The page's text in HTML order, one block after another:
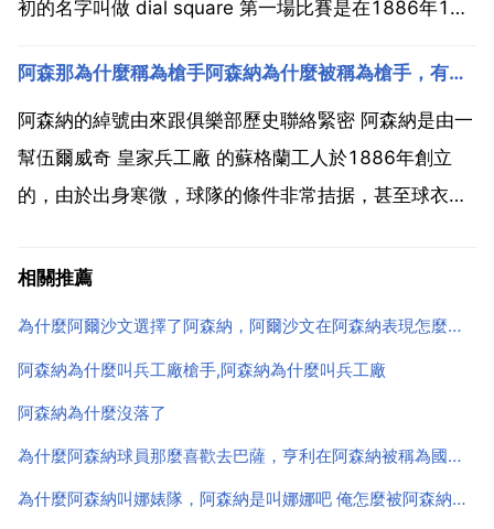
初的名字叫做 dial square 第一場比賽是在1886年12
之後，俱樂部更改了自己的名字，改叫 皇家阿森納
royal arsenal 在後來的幾...
阿森那為什麼稱為槍手阿森納為什麼被稱為槍手，有什麼意義，在被稱做槍手之前阿森納的綽號又叫做什麼？
阿森納的綽號由來跟俱樂部歷史聯絡緊密 阿森納是由一
幫伍爾威奇 皇家兵工廠 的蘇格蘭工人於1886年創立
的，由於出身寒微，球隊的條件非常拮据，甚至球衣都
名，直到1913年球隊將主場遷到海布里後，才正式叫
相關推薦
為什麼阿爾沙文選擇了阿森納，阿爾沙文在阿森納表現怎麼樣了
阿森納為什麼叫兵工廠槍手,阿森納為什麼叫兵工廠
阿森納為什麼沒落了
為什麼阿森納球員那麼喜歡去巴薩，亨利在阿森納被稱為國王，為什麼要去巴薩當工兵，甚至還替補
為什麼阿森納叫娜婊隊，阿森納是叫娜娜吧 俺怎麼被阿森納球迷噴了